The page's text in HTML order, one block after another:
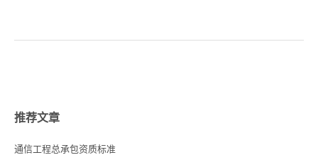
推荐文章
通信工程总承包资质标准